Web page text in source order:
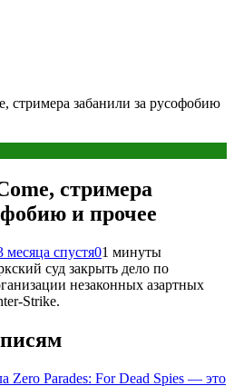
стримера забанили за русофобию
стримера
и прочее
месяца спустя01 минуты
суд закрыть дело по
незаконных азартных
Strike.
Parades: For Dead Spies — это